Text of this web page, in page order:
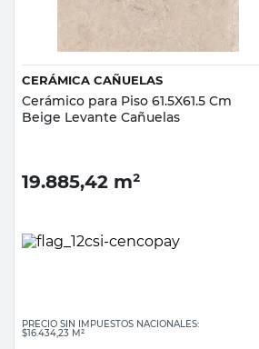
Vista rápida
CERÁMICA CAÑUELAS
Cerámico para Piso 61.5X61.5 Cm
Beige Levante Cañuelas
19.885,42 m²
PRECIO SIN IMPUESTOS NACIONALES:
$16.434,23 M²